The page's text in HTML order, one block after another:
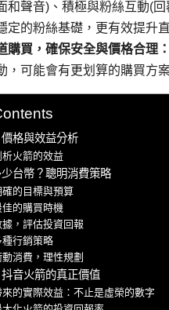
和聲音)、積極與粉絲互動(
定的粉絲基礎，更有效提升
購買，確保安全與價格合理：
，可能會有更划算的購買方
格與效益分析
析火箭的效益
台幣？聰明消費策略
確的目標與預算
佳的購買時機
據，評估投資回報
種行銷策略
動消費，理性規劃
音火箭的真正價值
來的實際效益：不止是虛榮的數字